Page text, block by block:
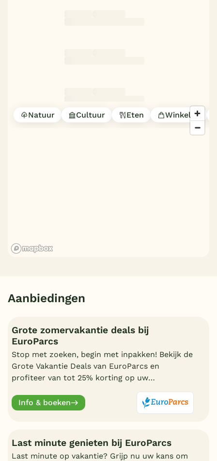
Natuur Cultuur Eten Winkelen
Aanbiedingen
Grote zomervakantie deals bij
EuroParcs
Stop met zoeken, begin met inpakken! Bekijk de
Grote Vakantie Deals van EuroParcs en
profiteer van tot 25% korting op uw
Info & boeken
Last minute genieten bij EuroParcs
Last minute op vakantie? Grijp nu uw kans om